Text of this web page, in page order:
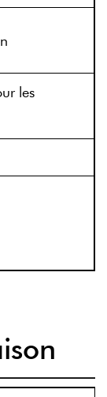
les